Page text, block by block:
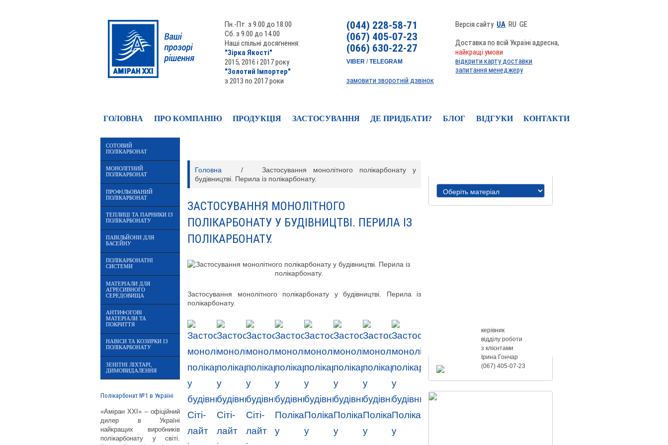
Пн.-Пт. з 9.00 до 18.00
Сб. з 9.00 до 14.00
Наші спільні досягнення:
"Зірка Якості"
2015, 2016 і 2017 року
"Золотий Імпортер"
з 2013 по 2017 роки
(044) 228-58-71
(067) 405-07-23
(066) 630-22-27
VIBER/TELEGRAM
замовити зворотній дзвінок
Версія сайту UA RU GE
Доставка по всій Україні адресна,
найкращі умови
відкрити карту доставки
запитання менеджеру
ГОЛОВНА ПРО КОМПАНІЮ ПРОДУКЦІЯ ЗАСТОСУВАННЯ ДЕ ПРИДБАТИ? БЛОГ ВІДГУКИ КОНТАКТИ
СОТОВИЙ
ПОЛІКАРБОНАТ
МОНОЛІТНИЙ
ПОЛІКАРБОНАТ
ПРОФІЛЬОВАНИЙ
ПОЛІКАРБОНАТ
ТЕПЛИЦІ ТА ПАРНИКИ ІЗ
ПОЛІКАРБОНАТУ
ПАВІЛЬЙОНИ ДЛЯ
БАСЕЙНУ
ПОЛІКАРБОНАТНІ
СИСТЕМИ
МАТЕРІАЛИ ДЛЯ
АГРЕСИВНОГО
СЕРЕДОВИЩА
АНТИФОГОВІ
МАТЕРІАЛИ ТА
ПОКРИТТЯ
НАВІСИ ТА КОЗИРКИ ІЗ
ПОЛІКАРБОНАТУ
ЗЕНІТНІ ЛІХТАРІ,
ДИМОВИДАЛЕННЯ
Полікарбонат №1 в Україні
«Аміран XXI» – офіційний
дилер в Україні
найкращих виробників
полікарбонату у світі.
Головна /
Застосування монолітного полікарбонату у
будівництві. Перила із полікарбонату.
ЗАСТОСУВАННЯ МОНОЛІТНОГО
ПОЛІКАРБОНАТУ У БУДІВНИЦТВІ. ПЕРИЛА ІЗ
ПОЛІКАРБОНАТУ.
Застосування монолітного полікарбонату у будівництві. Перила із
полікарбонату.
керівник
відділу роботи
з клієнтами
Ірина Гончар
(067) 405-07-23